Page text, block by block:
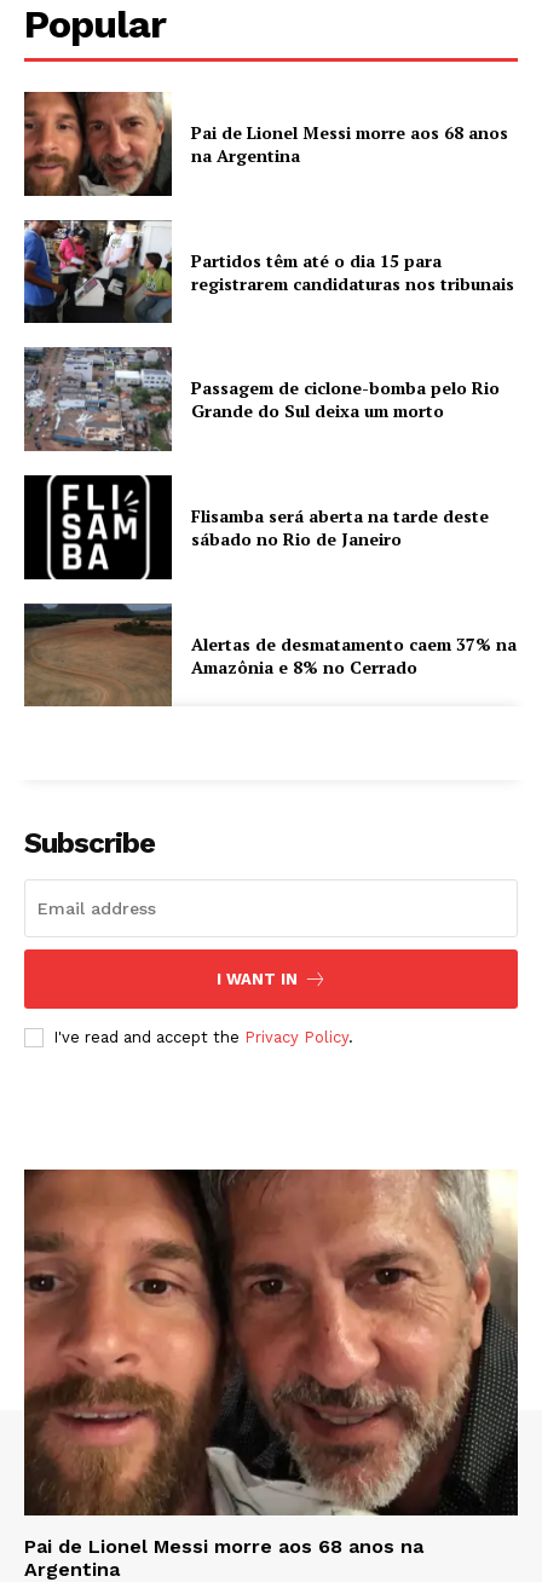
Popular
Pai de Lionel Messi morre aos 68 anos
na Argentina
Partidos têm até o dia 15 para
registrarem candidaturas nos tribunais
Passagem de ciclone-bomba pelo Rio
Grande do Sul deixa um morto
Flisamba será aberta na tarde deste
sábado no Rio de Janeiro
Alertas de desmatamento caem 37% na
Amazônia e 8% no Cerrado
Subscribe
I WANT IN
I've read and accept the Privacy Policy.
Pai de Lionel Messi morre aos 68 anos na
Argentina